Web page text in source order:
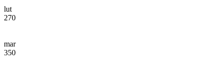
lut
270
mar
350